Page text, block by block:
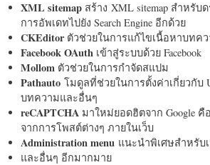
XML sitemap สร้าง XML sitemap สำหรับ
การอัพเดทไปยัง Search Engine อีกด้วย
CKEditorตัวช่วยในการแก้ไขเนื้อหาบทค
Facebook OAuth เข้าสู่ระบบด้วย Facebook
Mollom ตัวช่วยในการกำจัดสแปม
Pathauto โมดูลที่ช่วยในการตั้งค่าเกี่ยวกับ
บทความและอื่นๆ
reCAPTCHA มาใหม่ยอดฮิตจาก Google
จากการโพสต์ต่างๆ ภายในเว็บ
Administration menu แนะนำพิเศษสำหรั
และอื่นๆ อีกมากมาย